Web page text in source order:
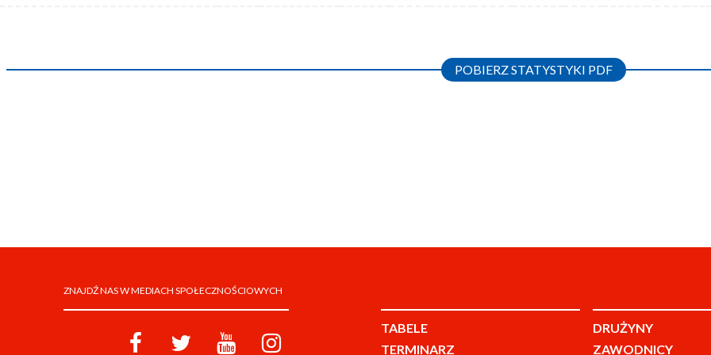
POBIERZ STATYSTYKI PDF
ZNAJDŹ NAS W MEDIACH SPOŁECZNOŚCIOWYCH
TABELE
TERMINARZ
DRUŻYNY
ZAWODNICY